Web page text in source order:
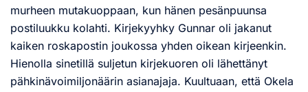
murheen mutakuoppaan, kun hänen pesänpuunsa
postiluukku kolahti. Kirjekyyhky Gunnar oli jakanut
kaiken roskapostin joukossa yhden oikean kirjeenkin.
Hienolla sinetillä suljetun kirjekuoren oli lähettänyt
pähkinävoimiljonäärin asianajaja. Kuultuaan, että Okela